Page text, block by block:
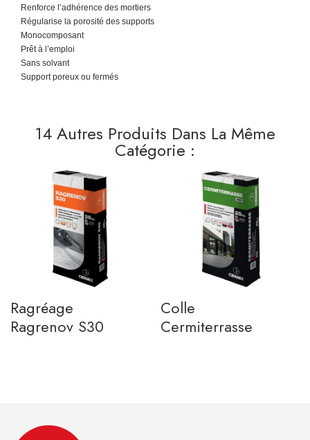
Renforce l’adhérence des mortiers
Régularise la porosité des supports
Monocomposant
Prêt à l’emploi
Sans solvant
Support poreux ou fermés
14 Autres Produits Dans La Même
Catégorie :
Ragréage
Ragrenov S30
Colle
Cermiterrasse